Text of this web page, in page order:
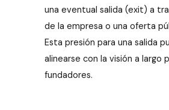
una eventual salida (exit) a
de la empresa o una oferta
Esta presión para una salida
alinearse con la visión a largo
fundadores.